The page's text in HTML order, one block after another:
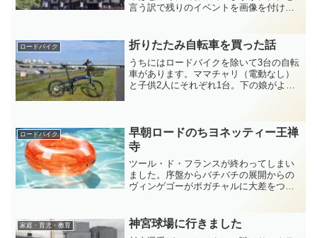
言う訳で残りのイベントを画像を付けて
と言えば栂池高原と言っても過言ではな
いのでは。息子は2,3...
ロードバイク 折りたたみ自転車を買った話
うちにはロードバイクを除いて3台の自転
車があります。ママチャリ（電動なし）
と子供2人にそれぞれ1台。下の娘がよう
ロードバイク入れると...
ロードバイク
早朝ロードのちヨネッティー王禅
寺
ツール・ド・フランスが終わってしまい
ました。序盤からバチバチの展開からの
ヴィンゲゴーがポガチャルに大差をつけ
rayBOX2023版は今回は買わないかもしれ
ない。昨年の展...
家庭・育児・教育 神宮球場に行きました